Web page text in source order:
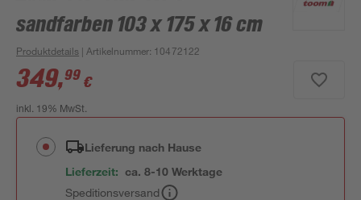
sandfarben 103 x 175 x 16 cm
Produktdetails | Artikelnummer: 10472122
349,99 €
inkl. 19% MwSt.
Lieferung nach Hause
Lieferzeit: ca. 8-10 Werktage
Speditionsversand